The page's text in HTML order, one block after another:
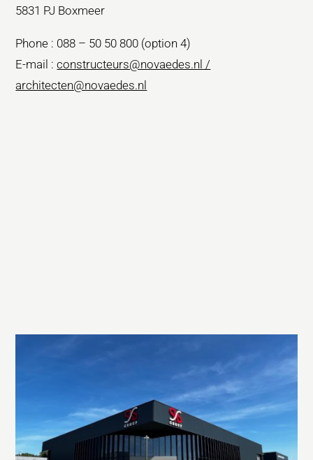
5831 PJ Boxmeer
Phone : 088 – 50 50 800 (option 4)
E-mail :constructeurs@novaedes.nl /
architecten@novaedes.nl